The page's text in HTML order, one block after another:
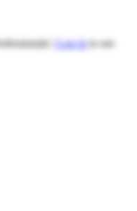
| Log into see